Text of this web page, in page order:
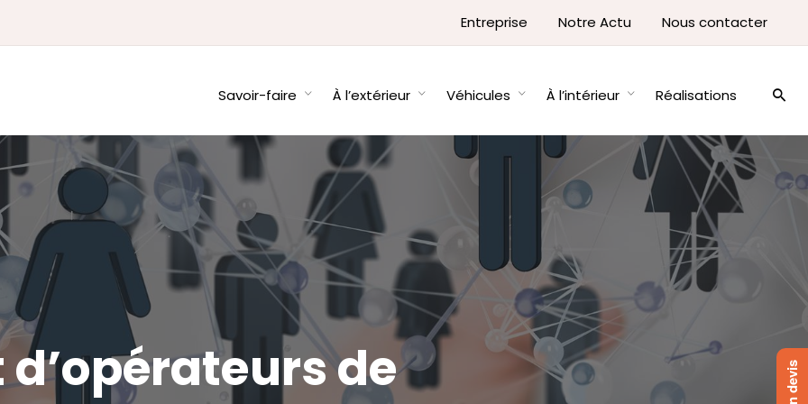
Entreprise Notre Actu Nous contacter
Savoir-faire À l’extérieur Véhicules À l’intérieur Réalisations
de